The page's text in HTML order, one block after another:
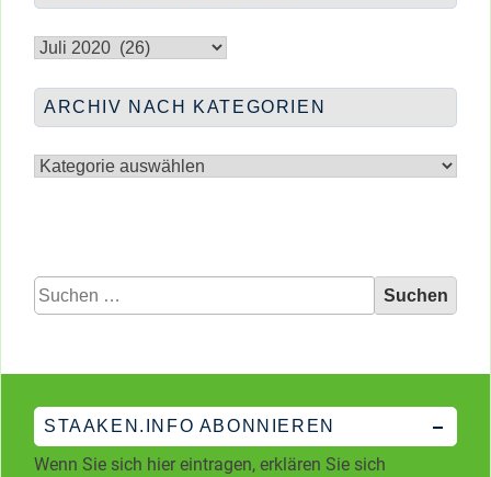
nach
ARCHIV NACH KATEGORIEN
nach
Suchen
nach:
STAAKEN.INFO ABONNIEREN
Wenn Sie sich hier eintragen, erklären Sie sich